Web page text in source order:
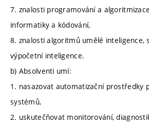
7. znalosti programování a
informatiky a kódování,
8. znalosti algoritmů umělé inteligence,
výpočetní inteligence.
b) Absolventi umí:
1. nasazovat automatizační prostředky
systémů,
2. uskutečňovat monitorování,